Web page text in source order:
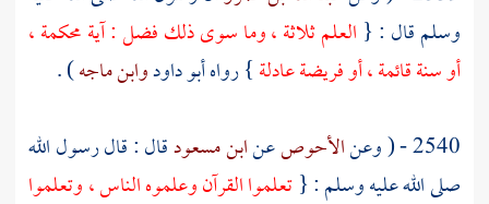
وسلم قال : { العلم ثلاثة ، وما سوى ذلك فضل : آية محكمة ،
أو سنة قائمة ، أو فريضة عادلة} رواهأبو داودوابن ماجه) .
2540 - ( وعن
الأحوصعنابن مسعودقال : قال رسول الله
صلى الله عليه وسلم : {تعلموا القرآن وعلموه الناس ، وتعلموا